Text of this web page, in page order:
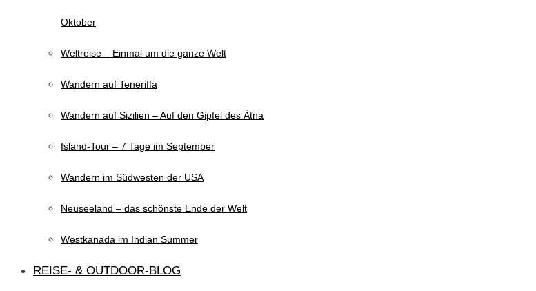
Oktober
Weltreise – Einmal um die ganze Welt
Wandern auf Teneriffa
Wandern auf Sizilien – Auf den Gipfel des Ätna
Island-Tour – 7 Tage im September
Wandern im Südwesten der USA
Neuseeland – das schönste Ende der Welt
Westkanada im Indian Summer
REISE- & OUTDOOR-BLOG